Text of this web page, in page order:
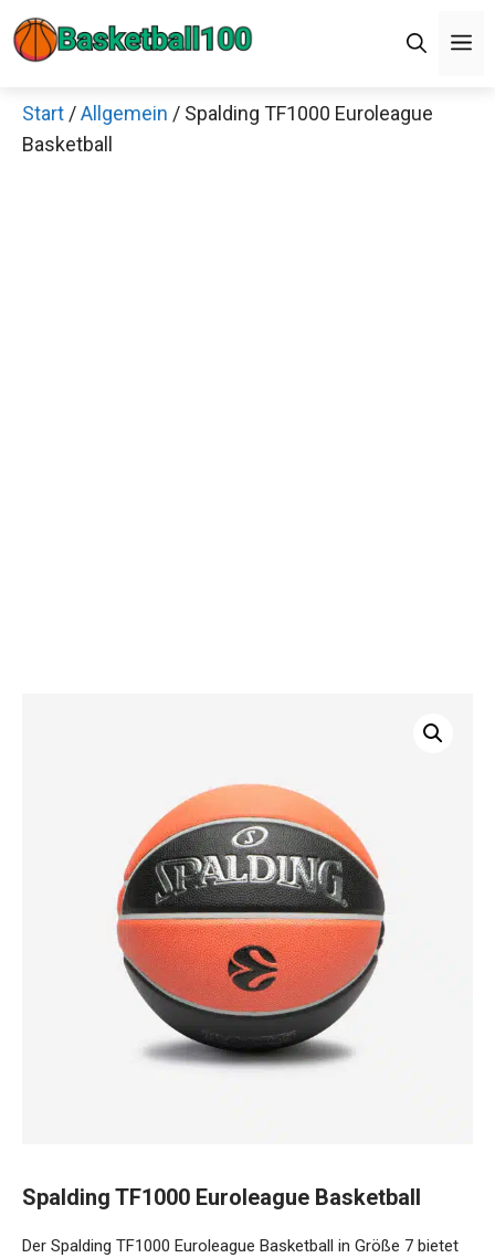
Zum
Inhalt
Start /Allgemein / Spalding TF1000 Euroleague
Basketball
Spalding TF1000 Euroleague Basketball
Der Spalding TF1000 Euroleague Basketball in Größe 7 bietet